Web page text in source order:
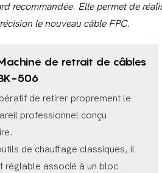
recommandée. Elle permet de
le nouveau câble FPC.
de retrait de câbles
506
de retirer proprement le
professionnel conçu
de chauffage classiques, il
réglable associé à un bloc